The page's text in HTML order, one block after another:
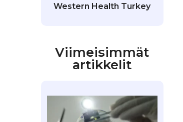
Western Health Turkey
Viimeisimmät
artikkelit